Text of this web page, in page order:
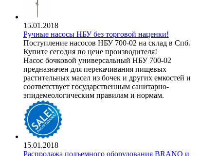
15.01.2018
Ручные насосы НБУ без торговой наценки!
Поступление насосов НБУ 700-02 на склад в Спб.
Купите сегодня по цене производителя!
Насос бочковой универсальный НБУ 700-02
предназначен для перекачивания пищевых
растительных масел из бочек и других емкостей и
соответствует государственным санитарно-
эпидемеологическим правилам и нормам.
15.01.2018
Распродажа подъемного оборудования BRANO и